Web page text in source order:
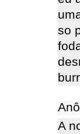
so
A